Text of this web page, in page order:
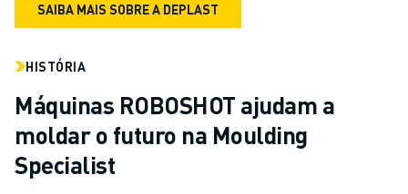
SAIBA MAIS SOBRE A DEPLAST
HISTÓRIA
Máquinas ROBOSHOT ajudam a
moldar o futuro na Moulding
Specialist